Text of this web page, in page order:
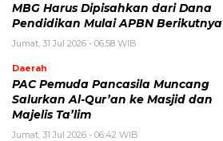
MBG Harus Dipisahkan dari Dana
Pendidikan Mulai APBN Berikutnya
Jumat, 31 Jul 2026 - 06:58 WIB
Daerah
PAC Pemuda Pancasila Muncang
Salurkan Al-Qur’an ke Masjid dan
Majelis Ta’lim
Jumat, 31 Jul 2026 - 06:42 WIB